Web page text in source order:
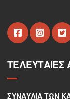
ΤΕΛΕΥΤΑΊΕΣ
ΣΥΝΑΥΛΊΑ ΤΩΝ